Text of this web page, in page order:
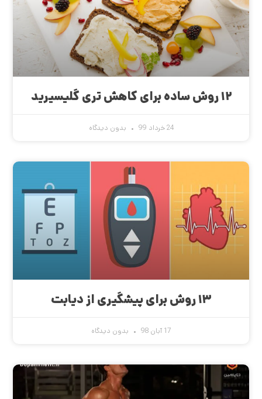
۱۲ روش ساده برای کاهش تری گلیسیرید
24 خرداد 99 بدون دیدگاه
۱۳ روش برای پیشگیری از دیابت
17 آبان 98 بدون دیدگاه